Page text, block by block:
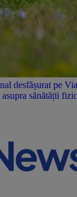
desfășurat pe
sănătății